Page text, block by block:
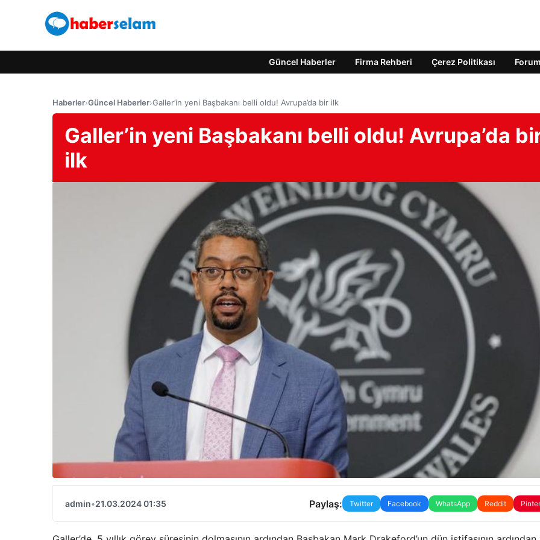
Güncel Haberler Firma Rehberi Çerez Politikası Forum
Haberler›Güncel Haberler›Galler’in yeni Başbakanı belli oldu! Avrupa’da bir ilk
Galler’in yeni Başbakanı belli oldu! Avrupa’da
ilk
admin•21.03.2024 01:35 Paylaş: Twitter Facebook WhatsApp Reddit